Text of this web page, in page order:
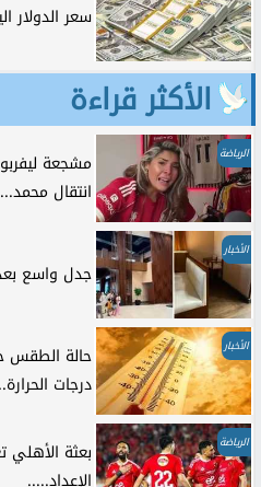
سعر الدولار اليوم
الأكثر قراءة
الرياضة
مشجعة
انتقال محمد...
الأخبار
جدل واسع
الأخبار
حالة الطقس
درجات
الرياضة
بعثة الأهلي
الإعداد.....